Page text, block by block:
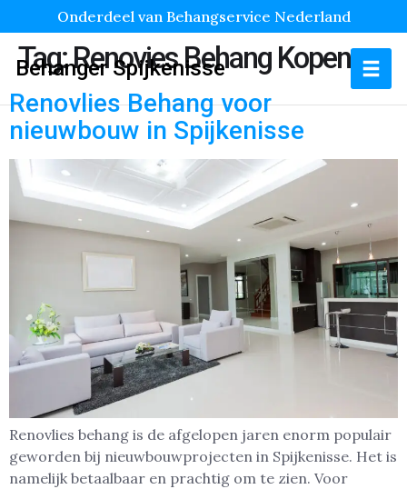
Onderdeel van Behangservice Nederland
Behanger Spijkenisse
Tag:Renovies Behang Kopen
Renovlies Behang voor
nieuwbouw in Spijkenisse
Renovlies behang is de afgelopen jaren enorm populair
geworden bij nieuwbouwprojecten in Spijkenisse. Het is
namelijk betaalbaar en prachtig om te zien. Voor